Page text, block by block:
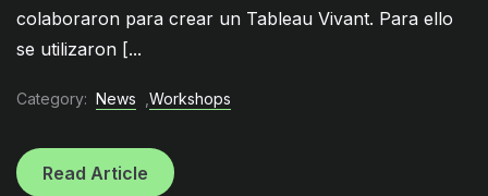
colaboraron para crear un Tableau Vivant. Para ello
se utilizaron [...
Category: News Workshops
Read Article